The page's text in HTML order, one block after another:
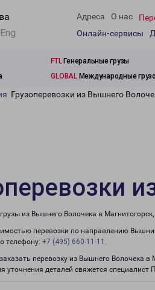
Eng
Адреса О нас
Онлайн-сервисы
FTLГенеральные грузы
GLOBALМеждународные
Грузоперевозки из Вышнего
из Вышнего Волочека в
перевозки по направлению
телефону: +7 (495) 660-11-11 .
перевозку из Вышнего Волочека
уточнения деталей свяжется специалист